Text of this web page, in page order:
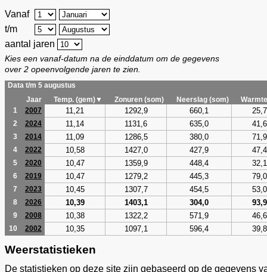
Vanaf
t/m
aantal jaren
Kies een vanaf-datum na de einddatum om de gegevens
over 2 opeenvolgende jaren te zien.
Data t/m 5 augustus
Jaar
Temp. (gem)▼ Zonuren (som) Neerslag (som)
1
2007 11,21 1292,9 660,1 25,7
2 2024 11,14 1131,6 635,0 41,6
3 2014 11,09 1286,5 380,0 71,9
4 2022 10,58 1427,0 427,9 47,4
5 2020 10,47 1359,9 448,4 32,1
6 2019 10,47 1279,2 445,3 79,0
7 2023 10,45 1307,7 454,5 53,0
8 2026 10,39 1403,1 304,0 93,9
9 2008 10,38 1322,2 571,9 46,6
10 2002 10,35 1097,1 596,4 39,8
Weerstatistieken
De statistieken op deze site zijn gebaseerd op de gegevens